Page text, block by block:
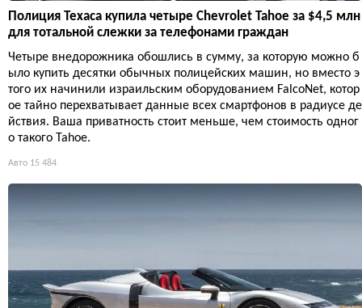
Полиция Техаса купила четыре Chevrolet Tahoe за $4,5 млн
для тотальной слежки за телефонами граждан
Четыре внедорожника обошлись в сумму, за которую можно б
ыло купить десятки обычных полицейских машин, но вместо э
того их начинили израильским оборудованием FalcoNet, котор
ое тайно перехватывает данные всех смартфонов в радиусе де
йствия. Ваша приватность стоит меньше, чем стоимость одног
о такого Tahoe.
Авто 15 484